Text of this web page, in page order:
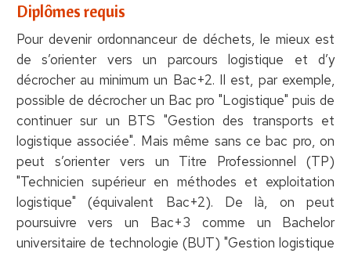
Diplômes requis
Pour devenir ordonnanceur de déchets, le mieux est
de s’orienter vers un parcours logistique et d’y
décrocher au minimum un Bac+2. Il est, par exemple,
possible de décrocher un Bac pro "Logistique" puis de
continuer sur un BTS "Gestion des transports et
logistique associée". Mais même sans ce bac pro, on
peut s’orienter vers un Titre Professionnel (TP)
"Technicien supérieur en méthodes et exploitation
logistique" (équivalent Bac+2). De là, on peut
poursuivre vers un Bac+3 comme un Bachelor
universitaire de technologie (BUT) "Gestion logistique